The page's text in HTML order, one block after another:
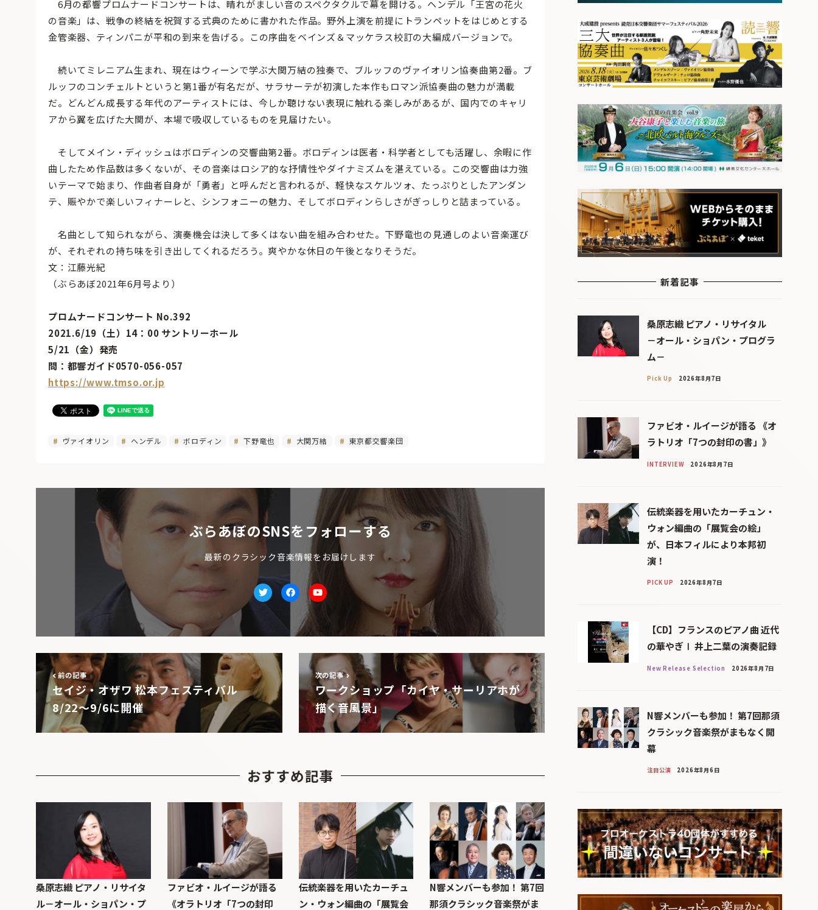
6月の都響プロムナードコンサートは、晴れがましい音のスペクタクルで幕を開ける。ヘンデル「王宮の花火
の音楽」は、戦争の終結を祝賀する式典のために書かれた作品。野外上演を前提にトランペットをはじめとする
金管楽器、ティンパニが平和の到来を告げる。この序曲をベインズ＆マッケラス校訂の大編成バージョンで。
続いてミレニアム生まれ、現在はウィーンで学ぶ大関万結の独奏で、ブルッフのヴァイオリン協奏曲第2番。ブ
ルッフのコンチェルトというと第1番が有名だが、サラサーテが初演した本作もロマン派協奏曲の魅力が満載
だ。どんどん成長する年代のアーティストには、今しか聴けない表現に触れる楽しみがあるが、国内でのキャリ
アから翼を広げた大関が、本場で吸収しているものを見届けたい。
そしてメイン・ディッシュはボロディンの交響曲第2番。ボロディンは医者・科学者としても活躍し、余暇に作
曲したため作品数は多くないが、その音楽はロシア的な抒情性やダイナミズムを湛えている。この交響曲は力強
いテーマで始まり、作曲者自身が「勇者」と呼んだと言われるが、軽快なスケルツォ、たっぷりとしたアンダン
テ、賑やかで楽しいフィナーレと、シンフォニーの魅力、そしてボロディンらしさがぎっしりと詰まっている。
名曲として知られながら、演奏機会は決して多くはない曲を組み合わせた。下野竜也の見通しのよい音楽運び
が、それぞれの持ち味を引き出してくれるだろう。爽やかな休日の午後となりそうだ。
文：江藤光紀
（ぶらあぼ2021年6月号より）
プロムナードコンサート No.392
2021.6/19（土）14：00 サントリーホール
5/21（金）発売
問：都響ガイド0570-056-057
https://www.tmso.or.jp
ヴァイオリン ヘンデル ボロディン 下野竜也 大関万結 東京都交響楽団
ぶらあぼのSNSをフォローする
最新のクラシック音楽情報をお届けします
TwitterfacebookYoutube
前の記事
セイジ・オザワ 松本フェスティバル
8/22〜9/6に開催
次の記事
ワークショップ「カイヤ・サーリアホが
描く音風景」
おすすめ記事
桑原志織 ピアノ・リサイタ
ル－オール・ショパン・プ
ファビオ・ルイージが語る
《オラトリオ「7つの封印
伝統楽器を用いたカーチュ
ン・ウォン編曲の「展覧会
N響メンバーも参加！ 第7回
那須クラシック音楽祭がま
新着記事
桑原志織 ピアノ・リサイタル
－オール・ショパン・プログラ
ム－
Pick Up 2026年8月7日
ファビオ・ルイージが語る 《オ
ラトリオ「7つの封印の書」》
INTERVIEW 2026年8月7日
伝統楽器を用いたカーチュン・
ウォン編曲の「展覧会の絵」
が、日本フィルにより本邦初
演！
PICK UP 2026年8月7日
【CD】フランスのピアノ曲 近代
の華やぎⅠ 井上二葉の演奏記録
New Release Selection 2026年8月7日
N響メンバーも参加！ 第7回那須
クラシック音楽祭がまもなく開
幕
注目公演 2026年8月6日